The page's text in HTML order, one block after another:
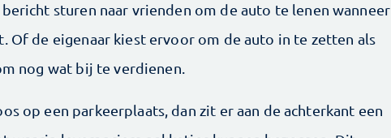
bericht sturen naar vrienden om de auto te lenen ­wanneer
Of de eigenaar kiest ervoor om de auto in te zetten als
nog wat bij te verdienen.
op een parkeerplaats, dan zit er aan de achterkant een